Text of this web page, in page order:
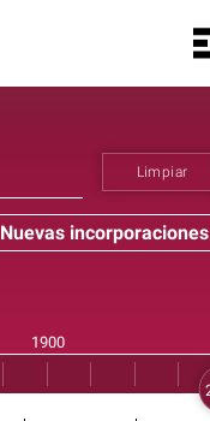
Limpiar
Nuevas incorporaciones